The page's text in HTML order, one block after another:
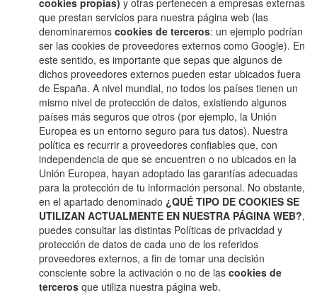
cookies propias) y otras pertenecen a empresas externas
que prestan servicios para nuestra página web (las
denominaremos cookies de terceros: un ejemplo podrían
ser las cookies de proveedores externos como Google). En
este sentido, es importante que sepas que algunos de
dichos proveedores externos pueden estar ubicados fuera
de España. A nivel mundial, no todos los países tienen un
mismo nivel de protección de datos, existiendo algunos
países más seguros que otros (por ejemplo, la Unión
Europea es un entorno seguro para tus datos). Nuestra
política es recurrir a proveedores confiables que, con
independencia de que se encuentren o no ubicados en la
Unión Europea, hayan adoptado las garantías adecuadas
para la protección de tu información personal. No obstante,
en el apartado denominado ¿QUÉ TIPO DE COOKIES SE
UTILIZAN ACTUALMENTE EN NUESTRA PÁGINA WEB?,
puedes consultar las distintas Políticas de privacidad y
protección de datos de cada uno de los referidos
proveedores externos, a fin de tomar una decisión
consciente sobre la activación o no de las cookies de
terceros que utiliza nuestra página web.